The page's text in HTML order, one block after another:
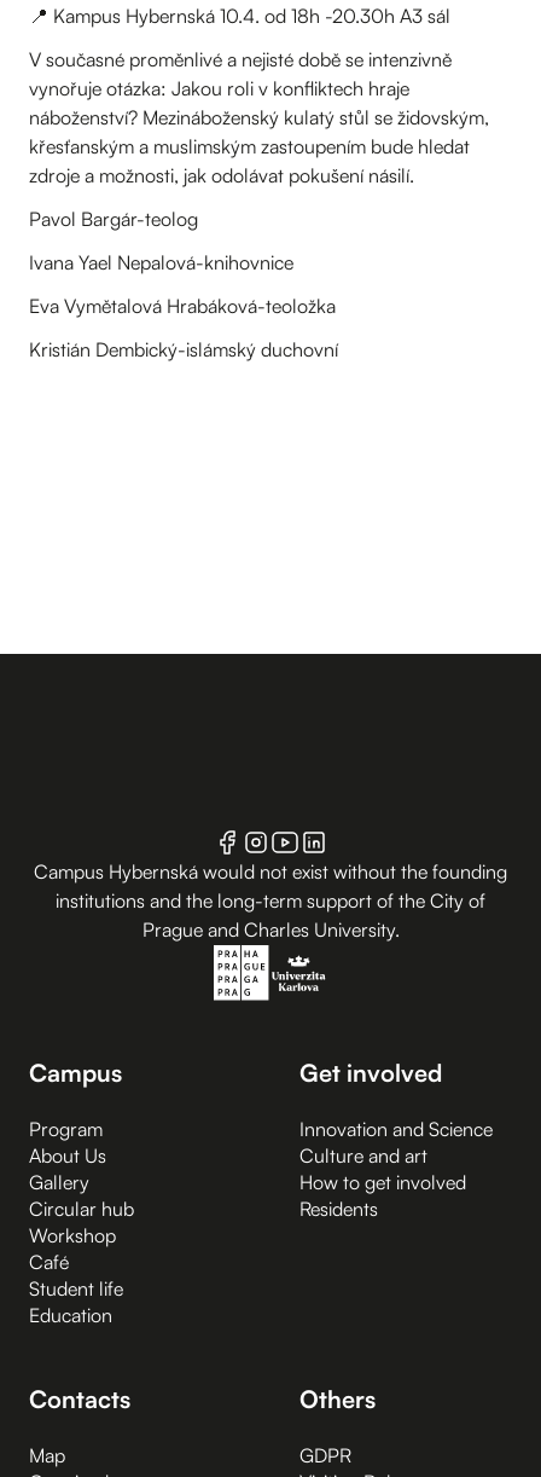
📍 Kampus Hybernská 10.4. od 18h -20.30h A3 sál
V současné proměnlivé a nejisté době se intenzivně
vynořuje otázka: Jakou roli v konfliktech hraje
náboženství? Mezináboženský kulatý stůl se židovským,
křesťanským a muslimským zastoupením bude hledat
zdroje a možnosti, jak odolávat pokušení násilí.
Pavol Bargár-teolog
Ivana Yael Nepalová-knihovnice
Eva Vymětalová Hrabáková-teoložka
Kristián Dembický-islámský duchovní
Campus Hybernská would not exist without the founding
institutions and the long-term support of the City of
Prague and Charles University.
Campus
Program
About Us
Gallery
Circular hub
Workshop
Café
Student life
Education
Get involved
Innovation and Science
Culture and art
How to get involved
Residents
Contacts
Map
Others
GDPR